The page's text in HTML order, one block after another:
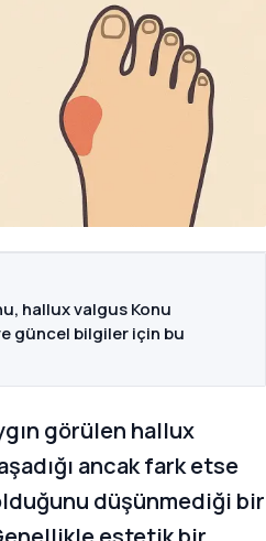
hallux valgus Konu
güncel bilgiler için bu
görülen hallux
ancak fark etse
düşünmediği bir